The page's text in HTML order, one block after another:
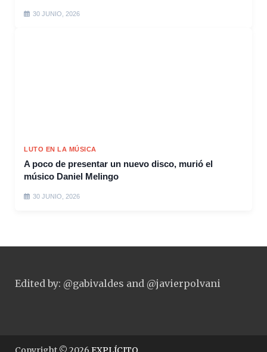
30 JUNIO, 2026
LUTO EN LA MÚSICA
A poco de presentar un nuevo disco, murió el
músico Daniel Melingo
30 JUNIO, 2026
Edited by: @gabivaldes and @javierpolvani